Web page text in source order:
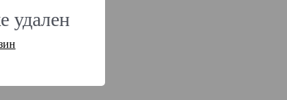
удален